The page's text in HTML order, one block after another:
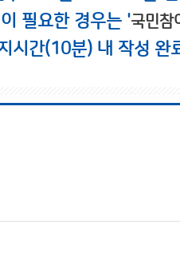
필요한 경우는 '국민참
시간(10분) 내 작성 완